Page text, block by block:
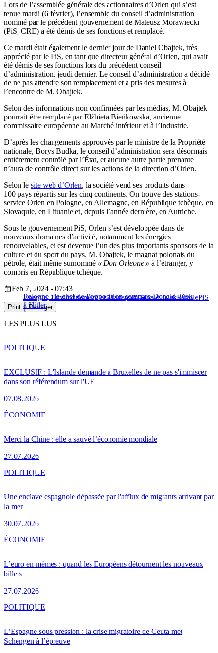
Lors de l’assemblée générale des actionnaires d’Orlen qui s’est
tenue mardi (6 février), l’ensemble du conseil d’administration
nommé par le précédent gouvernement de Mateusz Morawiecki
(PiS, CRE) a été démis de ses fonctions et remplacé.
Ce mardi était également le dernier jour de Daniel Obajtek, très
apprécié par le PiS, en tant que directeur général d’Orlen, qui avait
été démis de ses fonctions lors du précédent conseil
d’administration, jeudi dernier. Le conseil d’administration a décidé
de ne pas attendre son remplacement et a pris des mesures à
l’encontre de M. Obajtek.
Selon des informations non confirmées par les médias, M. Obajtek
pourrait être remplacé par Elżbieta Bieńkowska, ancienne
commissaire européenne au Marché intérieur et à l’Industrie.
D’après les changements approuvés par le ministre de la Propriété
nationale, Borys Budka, le conseil d’administration sera désormais
entièrement contrôlé par l’État, et aucune autre partie prenante
n’aura de contrôle direct sur les actions de la direction d’Orlen.
Selon le site web d’Orlen, la société vend ses produits dans
100 pays répartis sur les cinq continents. On trouve des stations-
service Orlen en Pologne, en Allemagne, en République tchèque, en
Slovaquie, en Lituanie et, depuis l’année dernière, en Autriche.
Sous le gouvernement PiS, Orlen s’est développée dans de
nouveaux domaines d’activité, notamment les énergies
renouvelables, et est devenue l’un des plus importants sponsors de la
culture et du sport du pays. M. Obajtek, le magnat polonais du
pétrole, était même surnommé « Don Orleone » à l’étranger, y
compris en République tchèque.
Pologne : le chef de l’opposition compare Donald Tusk
à Hitler
Feb 7, 2024 - 07:43
Energie, Environnement et TransportDonald TuskPétrolePiS
Print Partager
LES PLUS LUS
EXCLUSIF : L'Islande demande à Bruxelles de ne pas s'immiscer
dans son référendum sur l'UE
07.08.2026
POLITIQUE
Merci la Chine : elle a sauvé l’économie mondiale
27.07.2026
ÉCONOMIE
Une enclave espagnole dépassée par l'afflux de migrants arrivant par
la mer
30.07.2026
POLITIQUE
L’euro en mèmes : quand les Européens détournent les nouveaux
billets
27.07.2026
ÉCONOMIE
L’Espagne sous pression : la crise migratoire de Ceuta met
Schengen à l’épreuve
POLITIQUE